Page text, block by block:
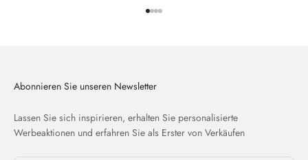
Abonnieren Sie unseren Newsletter
Lassen Sie sich inspirieren, erhalten Sie personalisierte
Werbeaktionen und erfahren Sie als Erster von Verkäufen